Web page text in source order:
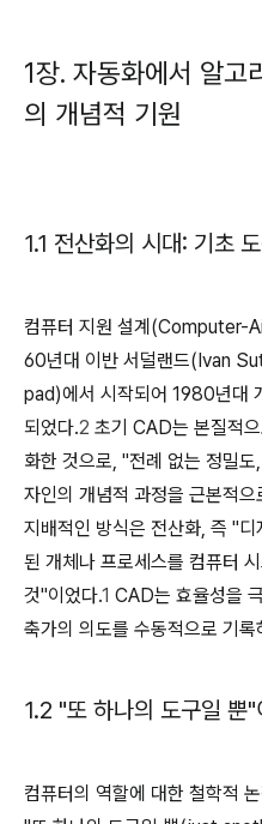
1장. 자동화에서 알고
의 개념적 기원
1.1 전산화의 시대: 기초
컴퓨터 지원 설계(Computer-
60년대 이반 서덜랜드(Ivan
pad)에서 시작되어 1980년대
되었다.2 초기 CAD는 본질적
화한 것으로, "전례 없는 정밀
자인의 개념적 과정을 근본적
지배적인 방식은 전산화, 즉 "
된 개체나 프로세스를 컴퓨터
것"이었다.1 CAD는 효율성을
축가의 의도를 수동적으로 기
1.2 "또 하나의 도구일 뿐
컴퓨터의 역할에 대한 철학적